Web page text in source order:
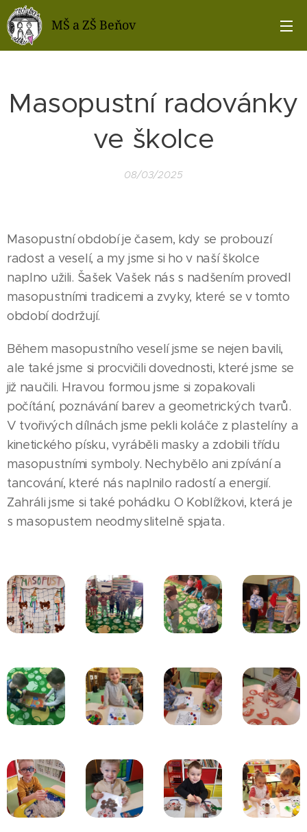
MŠ a ZŠ Beňov
Masopustní radovánky
ve školce
08/03/2025
Masopustní období je časem, kdy se probouzí
radost a veselí, a my jsme si ho v naší školce
naplno užili. Šašek Vašek nás s nadšením provedl
masopustními tradicemi a zvyky, které se v tomto
období dodržují.
Během masopustního veselí jsme se nejen bavili,
ale také jsme si procvičili dovednosti, které jsme se
již naučili. Hravou formou jsme si zopakovali
počítání, poznávání barev a geometrických tvarů.
V tvořivých dílnách jsme pekli koláče z plastelíny a
kinetického písku, vyráběli masky a zdobili třídu
masopustními symboly. Nechybělo ani zpívání a
tancování, které nás naplnilo radostí a energií.
Zahráli jsme si také pohádku O Koblížkovi, která je
s masopustem neodmyslitelně spjata.